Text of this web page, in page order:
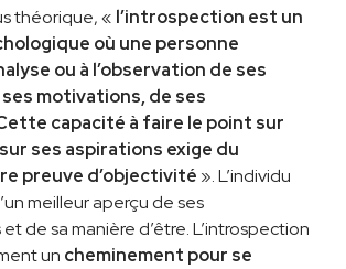
théorique, « l’introspection est un
où une personne
ou à l’observation de ses
motivations, de ses
capacité à faire le point sur
ses aspirations exige du
preuve d’objectivité ». L’individu
meilleur aperçu de ses
de sa manière d’être. L’introspection
un cheminement pour se